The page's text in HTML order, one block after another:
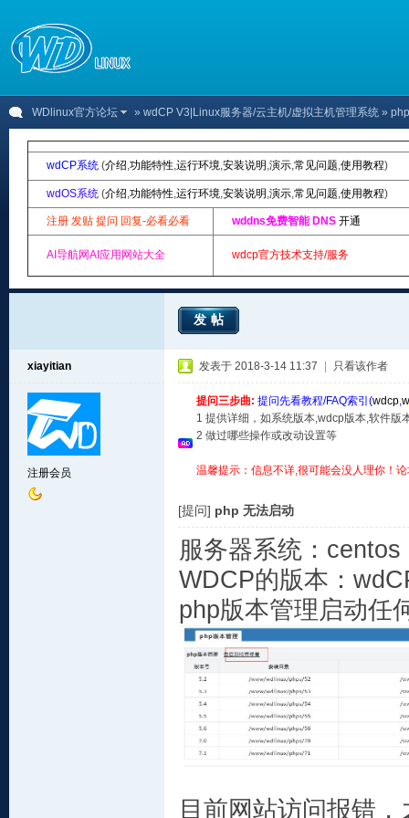
WDlinux官方论坛 » wdCP V3|Linux服务器/云主机/虚拟主机管理系统 »
wdCP系统 (介绍,功能特性,运行环境,安装说明 ,演示,常见问题,使用教程)
wdOS系统 (介绍,功能特性,运行环境,安装说明 ,演示,常见问题,使用教程)
注册 发贴 提问 回复-必看必看 wddns免费智能 DNS 开通
AI导航网AI应用网站大全 wdcp官方技术支持/服务
发帖
xiayitian
注册会员
发表于 2018-3-14 11:37 只看该作者
提问三步曲: 提问先看教程/FAQ索引(wdcp,
1 提供详细，如系统版本,wdcp版本,软件版
2 做过哪些操作或改动设置等
温馨提示：信息不详,很可能会没人理你！
[提问] php 无法启动
服务器系统：centos
WDCP的版本：
php版本管理启动任
目前网站访问报错